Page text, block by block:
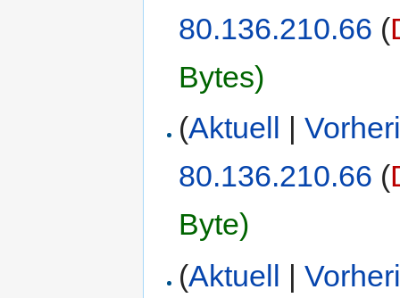
80.136.210.66 (
Bytes)
(Aktuell |
80.136.210.66 (
Byte)
(Aktuell |